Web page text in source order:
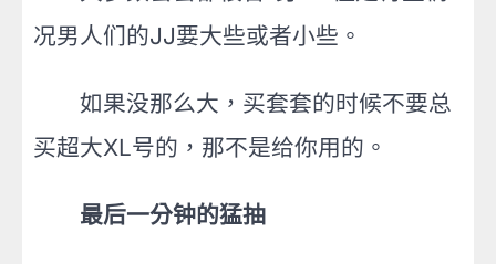
况男人们的JJ要大些或者小些。
如果没那么大，买套套的时候不要总
买超大XL号的，那不是给你用的。
最后一分钟的猛抽